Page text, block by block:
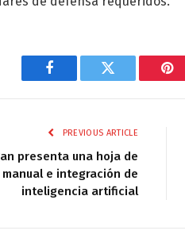
Facebook Twitter
PREVIOUS ARTICLE
presenta una hoja de
e integración de
inteligencia artificial